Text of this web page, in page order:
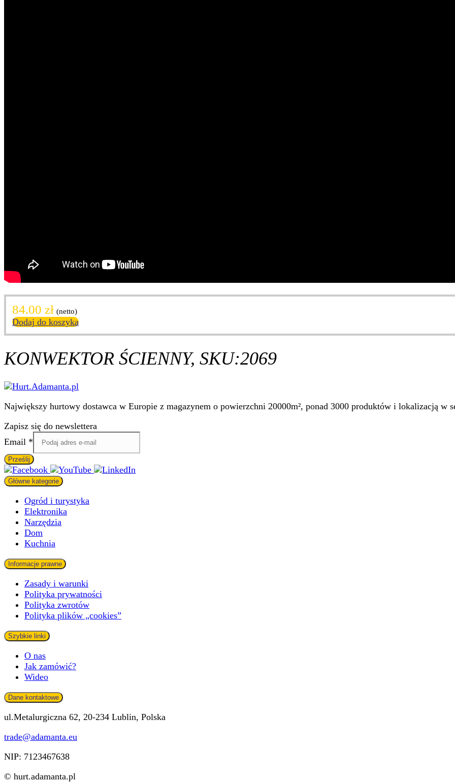
84.00 zł (netto)
Dodaj do koszyka
KONWEKTOR ŚCIENNY, SKU:2069
Największy hurtowy dostawca w Europie z magazynem o powierzchni 20000m², ponad 3000 produktów i lokalizacją w
Zapisz się do newslettera
Email
Email *
Prześlij
Główne kategorie
Ogród i turystyka
Elektronika
Narzędzia
Dom
Kuchnia
Informacje prawne
Zasady i warunki
Polityka prywatności
Polityka zwrotów
Polityka plików „cookies”
Szybkie linki
O nas
Jak zamówić?
Wideo
Dane kontaktowe
ul.Metalurgiczna 62, 20-234 Lublin, Polska
trade@adamanta.eu
NIP: 7123467638
© hurt.adamanta.pl